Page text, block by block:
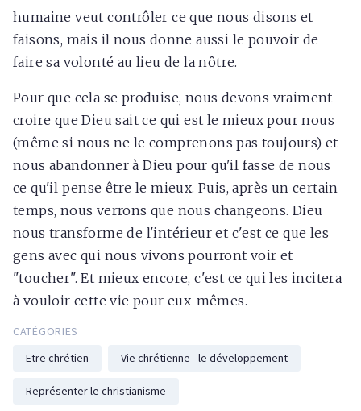
humaine veut contrôler ce que nous disons et
faisons, mais il nous donne aussi le pouvoir de
faire sa volonté au lieu de la nôtre.
Pour que cela se produise, nous devons vraiment
croire que Dieu sait ce qui est le mieux pour nous
(même si nous ne le comprenons pas toujours) et
nous abandonner à Dieu pour qu'il fasse de nous
ce qu'il pense être le mieux. Puis, après un certain
temps, nous verrons que nous changeons. Dieu
nous transforme de l'intérieur et c'est ce que les
gens avec qui nous vivons pourront voir et
"toucher". Et mieux encore, c'est ce qui les incitera
à vouloir cette vie pour eux-mêmes.
CATÉGORIES
Etre chrétien
Vie chrétienne - le développement
Représenter le christianisme